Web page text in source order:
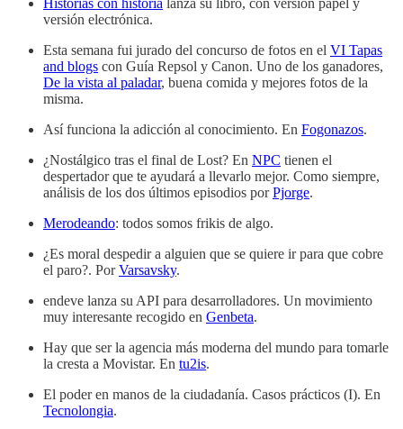
versión electrónica.
Esta semana fui jurado del concurso de fotos en el VI Tapas
and blogs con Guía Repsol y Canon. Uno de los ganadores,
De la vista al paladar, buena comida y mejores fotos de la
misma.
Así funciona la adicción al conocimiento. En Fogonazos.
¿Nostálgico tras el final de Lost? En NPC tienen el
despertador que te ayudará a llevarlo mejor. Como siempre,
análisis de los dos últimos episodios porPjorge.
Merodeando: todos somos frikis de algo.
¿Es moral despedir a alguien que se quiere ir para que cobre
el paro?. PorVarsavsky.
endeve lanza su API para desarrolladores. Un movimiento
muy interesante recogido en Genbeta.
Hay que ser la agencia más moderna del mundo para tomarle
la cresta a Movistar. En tu2is.
El poder en manos de la ciudadanía. Casos prácticos (I). En
Tecnolongia.